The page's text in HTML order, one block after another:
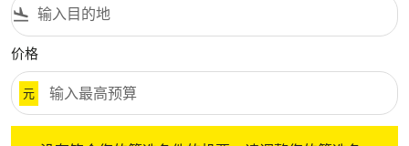
flight_land
价格
元